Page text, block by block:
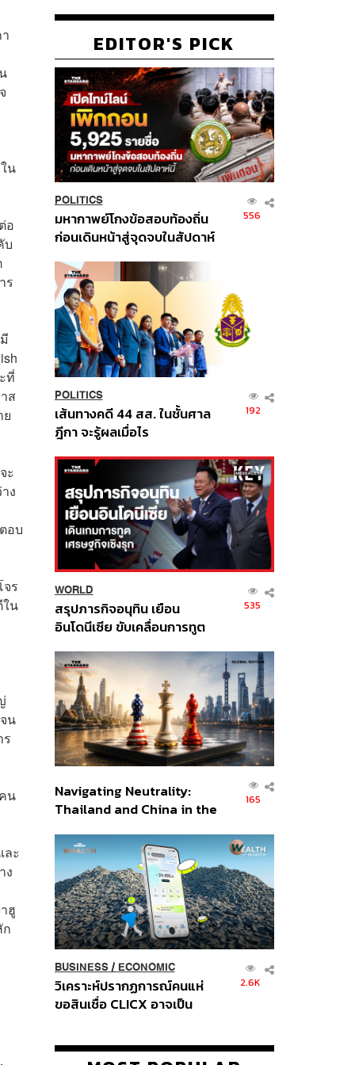
น
อ
บ
ร
ที่
ส
ะ
ง
อบ
ร
น
น
น
ะ
ง
ฮู
EDITOR'S PICK
POLITICS
มหากาพย์โกงข้อสอบท้องถิ่น
ก่อนเดินหน้าสู่จุดจบในสัปดาห์
556
POLITICS
เส้นทางคดี 44 สส. ในชั้นศาล
ฎีกา จะรู้ผลเมื่อไร
192
WORLD
สรุปภารกิจอนุทิน เยือน
อินโดนีเซีย ขับเคลื่อนการทูต
ส่วนยุทธศาสตร์ไทย –
อินโดนีเซีย
535
Navigating Neutrality:
Thailand and China in the
Order
165
BUSINESS/ ECONOMIC
วิเคราะห์ปรากฏการณ์คนแห่
ขอสินเชื่อ CLICX อาจเป็น
ปัญหาหนี้ครัวเรือนไทยที่ถูกซุก
2.6K